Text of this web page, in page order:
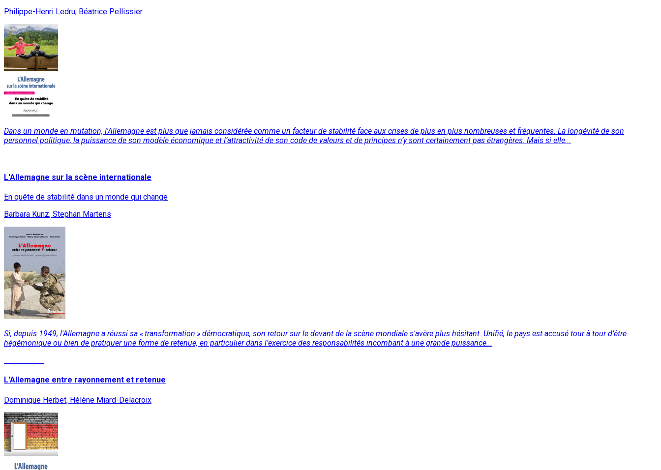
Philippe-Henri Ledru, Béatrice Pellissier
Dans un monde en mutation, l'Allemagne est plus que jamais considérée comme un facteur de stabilité face aux crises de plus en plus nombreuses et fréquentes. La longévité de son
personnel politique, la puissance de son modèle économique et l’attractivité de son code de valeurs et de principes n’y sont certainement pas étrangères. Mais si elle...
L'Allemagne sur la scène internationale
En quête de stabilité dans un monde qui change
Barbara Kunz, Stephan Martens
Si, depuis 1949, l'Allemagne a réussi sa « transformation » démocratique, son retour sur le devant de la scène mondiale s'avère plus hésitant. Unifié, le pays est accusé tour à tour d’être
hégémonique ou bien de pratiquer une forme de retenue, en particulier dans l’exercice des responsabilités incombant à une grande puissance...
L'Allemagne entre rayonnement et retenue
Dominique Herbet, Hélène Miard-Delacroix